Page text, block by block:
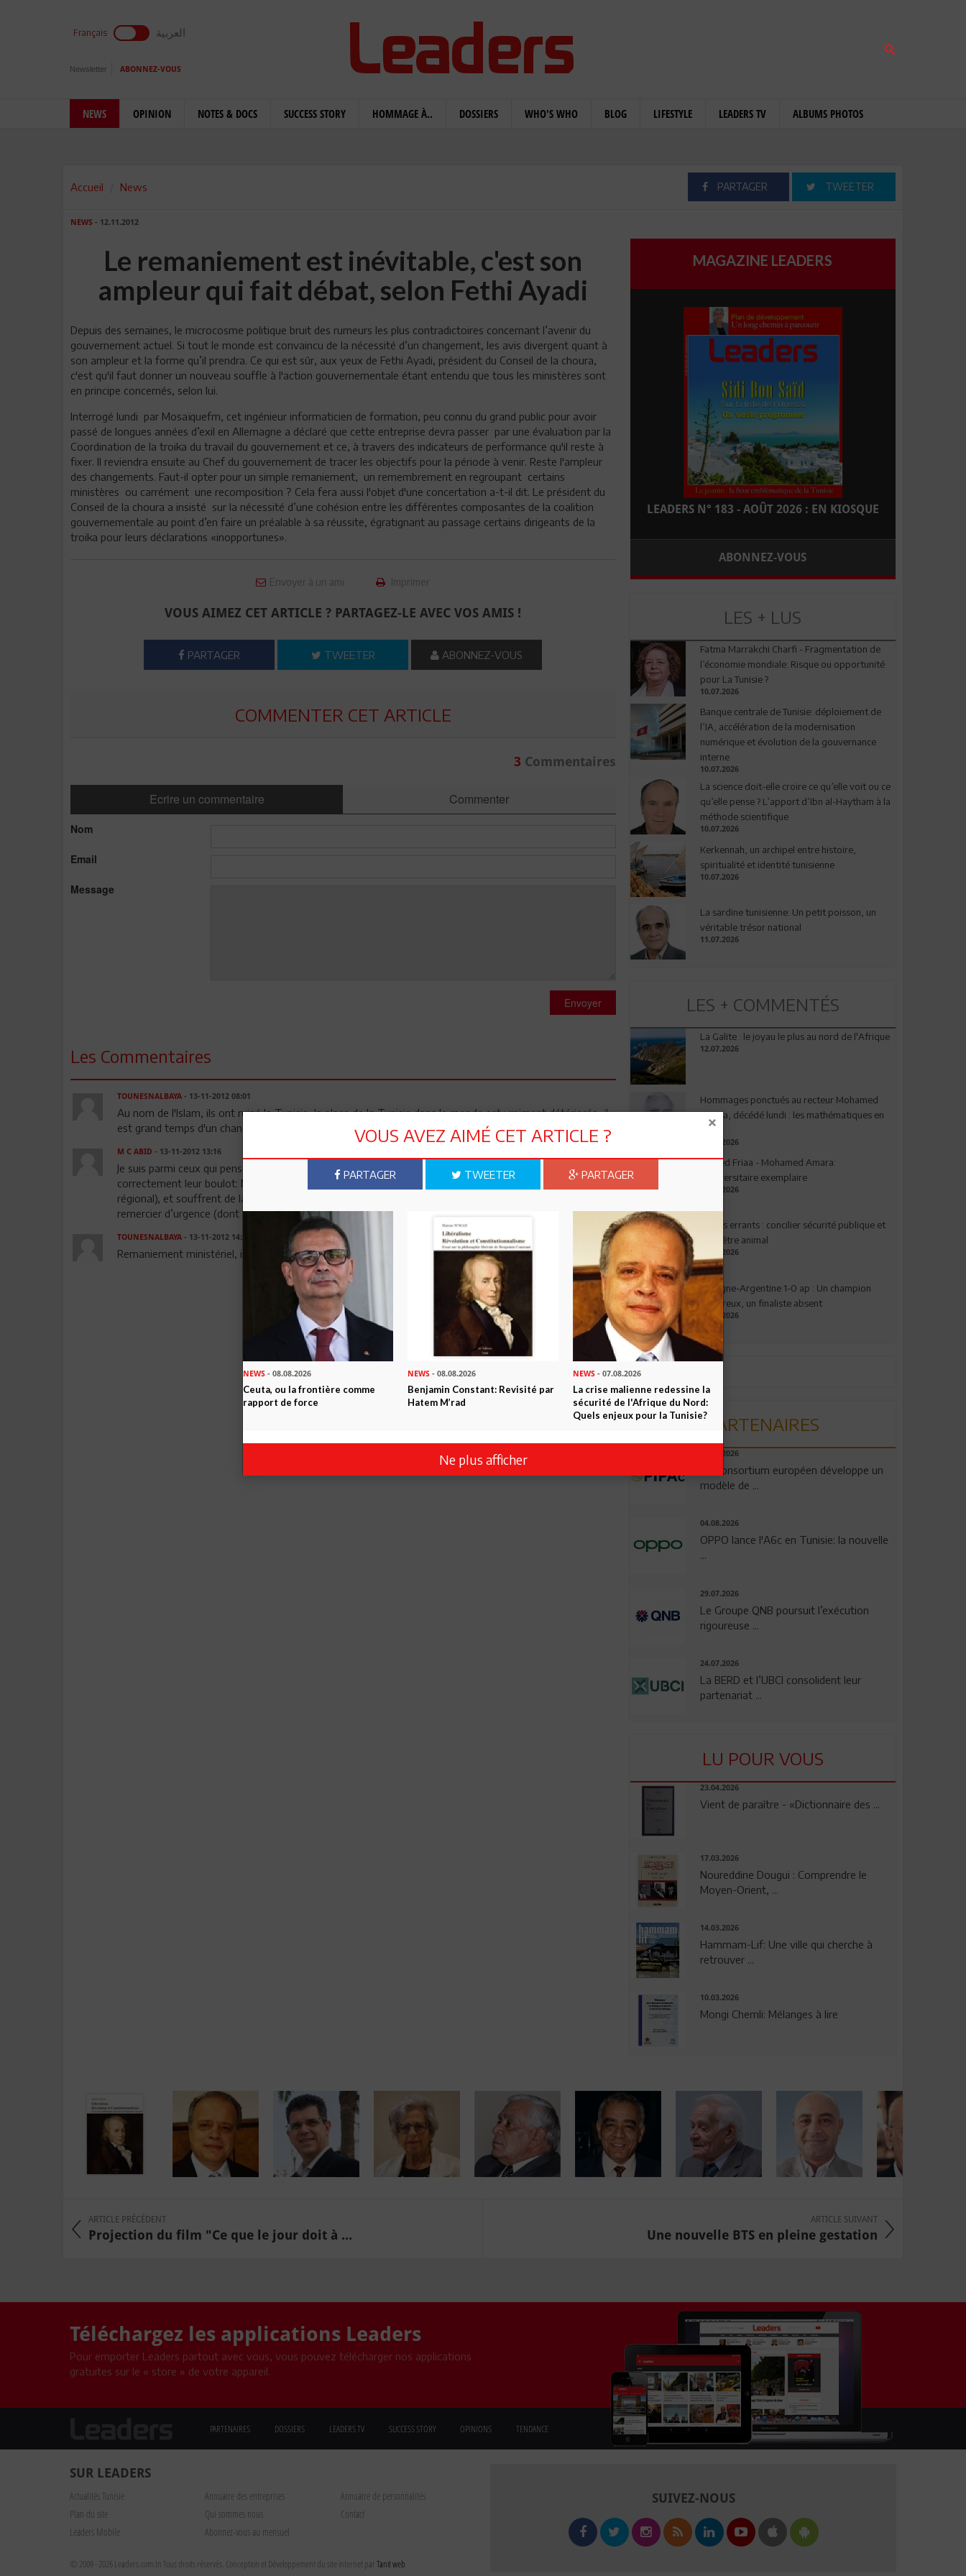
Français العربية
Newsletter ABONNEZ-VOUS
NEWS OPINION NOTES & DOCS SUCCESS STORY HOMMAGE À.. DOSSIERS WHO'S WHO BLOG LIFESTYLE LEADERS TV ALBUMS PHOTOS
Accueil News PARTAGER TWEETER
NEWS - 12.11.2012
Le remaniement est inévitable, c'est son
ampleur qui fait débat, selon Fethi Ayadi
Depuis des semaines, le microcosme politique bruit des rumeurs les plus contradictoires concernant l’avenir du
gouvernement actuel. Si tout le monde est convaincu de la nécessité d’un changement, les avis divergent quant à
son ampleur et la forme qu’il prendra. Ce qui est sûr, aux yeux de Fethi Ayadi, président du Conseil de la choura,
c'est qu'il faut donner un nouveau souffle à l'action gouvernementale étant entendu que tous les ministères sont
en principe concernés, selon lui.
Interrogé lundi par Mosaïquefm, cet ingénieur informaticien de formation, peu connu du grand public pour avoir
passé de longues années d’exil en Allemagne a déclaré que cette entreprise devra passer par une évaluation par la
Coordination de la troika du travail du gouvernement et ce, à travers des indicateurs de performance qu'il reste à
fixer. Il reviendra ensuite au Chef du gouvernement de tracer les objectifs pour la période à venir. Reste l'ampleur
des changements. Faut-il opter pour un simple remaniement, un remembrement en regroupant certains
ministères ou carrément une recomposition ? Cela fera aussi l'objet d'une concertation a-t-il dit. Le président du
Conseil de la choura a insisté sur la nécessité d’une cohésion entre les différentes composantes de la coalition
gouvernementale au point d’en faire un préalable à sa réussite, égratignant au passage certains dirigeants de la
troika pour leurs déclarations «inopportunes».
Envoyer à un ami Imprimer
VOUS AIMEZ CET ARTICLE ? PARTAGEZ-LE AVEC VOS AMIS !
PARTAGER TWEETER ABONNEZ-VOUS
COMMENTER CET ARTICLE
3 Commentaires
Ecrire un commentaire Commenter
Nom
Email
Message
Envoyer
Les Commentaires
TOUNESNALBAYA- 13-11-2012 08:01
Au nom de l'Islam, ils ont ruiné la Tunisie, la place de la Tunisie dans le monde est vraiment détériorée, il
est grand temps d'un changement radical, et une ouverture du pays sur le monde.
M C ABID - 13-11-2012 13:16
Je suis parmi ceux qui pensent que seuls deux Ministres sont animés de bonnes volontés et font
correctement leur boulot: Mohamed Salmen (Équipement) + Jameleddine Gharbi (Développement
régional), et souffrent de la lenteur de la mécanique nahdhaouie. Tous les autres Ministres et SE sont à
remercier d’urgence (dont 50% sans remplacement), y compris leur entraîneur.
TOUNESNALBAYA- 13-11-2012 14:20
Remaniement ministériel, il est grand temps pour le faire, le pays n'attends plus.
MAGAZINE LEADERS
LEADERS N° 183 - AOÛT 2026 : EN KIOSQUE
ABONNEZ-VOUS
LES + LUS
Fatma Marrakchi Charfi - Fragmentation de
l’économie mondiale: Risque ou opportunité
pour La Tunisie ?
10.07.2026
Banque centrale de Tunisie: déploiement de
l’IA, accélération de la modernisation
numérique et évolution de la gouvernance
interne
10.07.2026
La science doit-elle croire ce qu’elle voit ou ce
qu’elle pense ? L’apport d’Ibn al-Haytham à la
méthode scientifique
10.07.2026
Kerkennah, un archipel entre histoire,
spiritualité et identité tunisienne
10.07.2026
La sardine tunisienne: Un petit poisson, un
véritable trésor national
11.07.2026
LES + COMMENTÉS
La Galite : le joyau le plus au nord de l'Afrique
12.07.2026
Hommages ponctués au recteur Mohamed
Amara, décédé lundi : les mathématiques en
deuil
03.08.2026
Ahmed Friaa - Mohamed Amara:
l’Universitaire exemplaire
04.08.2026
Chiens errants : concilier sécurité publique et
bien-être animal
17.07.2026
Espagne-Argentine 1-0 ap : Un champion
valeureux, un finaliste absent
19.07.2026
PARTENAIRES
06.08.2026
Un consortium européen développe un
modèle de ...
04.08.2026
OPPO lance l'A6c en Tunisie: la nouvelle
...
29.07.2026
Le Groupe QNB poursuit l’exécution
rigoureuse ...
24.07.2026
La BERD et l’UBCI consolident leur
partenariat ...
LU POUR VOUS
23.04.2026
Vient de paraître - «Dictionnaire des ...
17.03.2026
Noureddine Dougui : Comprendre le
Moyen-Orient, ...
14.03.2026
Hammam-Lif: Une ville qui cherche à
retrouver ...
10.03.2026
Mongi Chemli: Mélanges à lire
ARTICLE PRÉCÉDENT
Projection du film "Ce que le jour doit à ...
ARTICLE SUIVANT
Une nouvelle BTS en pleine gestation
Téléchargez les applications Leaders
Pour emporter Leaders partout avec vous, vous pouvez télécharger nos applications
gratuites sur le « store » de votre appareil.
PARTENAIRES DOSSIERS LEADERS TV SUCCESS STORY OPINIONS TENDANCE
SUR LEADERS
Actualités Tunisie Annuaire des entreprises
Annuaire de personnalités
Plan du site
Qui sommes nous
Contact
Leaders Mobile
Abonnez-vous au mensuel
© 2009 - 2026 Leaders.com.tn Tous droits réservés. Conception et Développement du site internet parTanit web
SUIVEZ-NOUS
VOUS AVEZ AIMÉ CET ARTICLE ?
PARTAGER TWEETER PARTAGER
NEWS - 08.08.2026
Ceuta, ou la frontière comme
rapport de force
NEWS - 08.08.2026
Benjamin Constant: Revisité par
Hatem M’rad
NEWS- 07.08.2026
La crise malienne redessine la
sécurité de l'Afrique du Nord:
Quels enjeux pour la Tunisie?
Ne plus afficher